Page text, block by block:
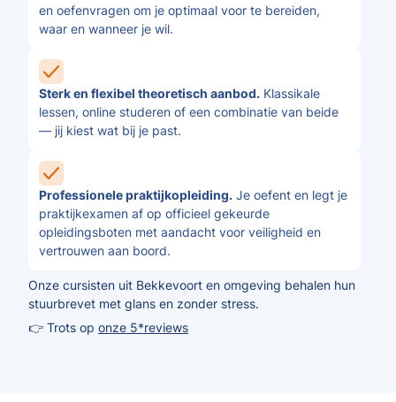
en oefenvragen om je optimaal voor te bereiden,
waar en wanneer je wil.
Sterk en flexibel theoretisch aanbod. Klassikale
lessen, online studeren of een combinatie van beide
— jij kiest wat bij je past.
Professionele praktijkopleiding. Je oefent en legt je
praktijkexamen af op officieel gekeurde
opleidingsboten met aandacht voor veiligheid en
vertrouwen aan boord.
Onze cursisten uit Bekkevoort en omgeving behalen hun
stuurbrevet met glans en zonder stress.
👉 Trots op onze 5*reviews